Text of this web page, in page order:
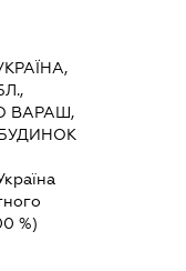
ВАРАШ,
%)